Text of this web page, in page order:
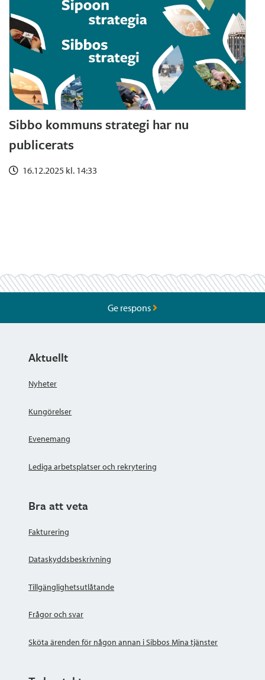
Sibbo kommuns strategi har nu
publicerats
16.12.2025 kl. 14:33
Ge respons
Aktuellt
Nyheter
Kungörelser
Evenemang
Lediga arbetsplatser och rekrytering
Bra att veta
Fakturering
Dataskyddsbeskrivning
Tillgänglighetsutlåtande
Frågor och svar
Sköta ärenden för någon annan i Sibbos Mina tjänster